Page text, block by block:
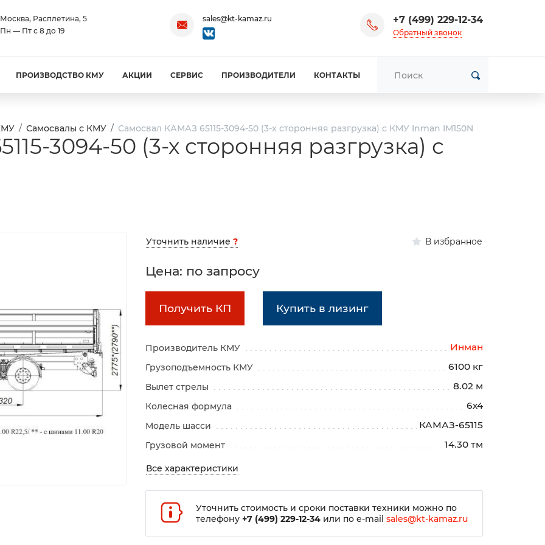
Москва, Расплетина, 5
Пн — Пт с 8 до 19
sales@kt-kamaz.ru +7 (499) 229-12-34
Обратный звонок
ПРОИЗВОДСТВО КМУ АКЦИИ СЕРВИС ПРОИЗВОДИТЕЛИ КОНТАКТЫ
Самосвалы с КМУ Самосвал КАМАЗ 65115-3094-50 (3-х сторонняя разгрузка) с КМУ Inman IM150N
3094-50 (3-х сторонняя разгрузка) с
Уточнить наличие ? В избранное
Цена: по запросу
Получить КП Купить в лизинг
Производитель КМУ Инман
Грузоподъемность КМУ 6100 кг
Вылет стрелы 8.02 м
Колесная формула 6х4
Модель шасси КАМАЗ-65115
Грузовой момент 14.30 тм
Все характеристики
Уточнить стоимость и сроки поставки техники можно по
телефону +7 (499) 229-12-34или по e-mail sales@kt-kamaz.ru